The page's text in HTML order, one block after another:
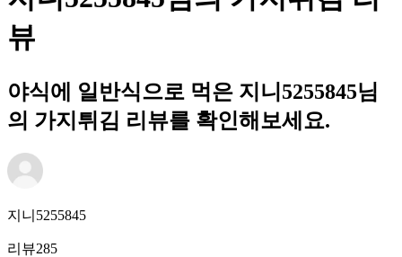
뷰
야식에 일반식으로 먹은 지니5255845님
의 가지튀김 리뷰를 확인해보세요.
지니5255845
리뷰285